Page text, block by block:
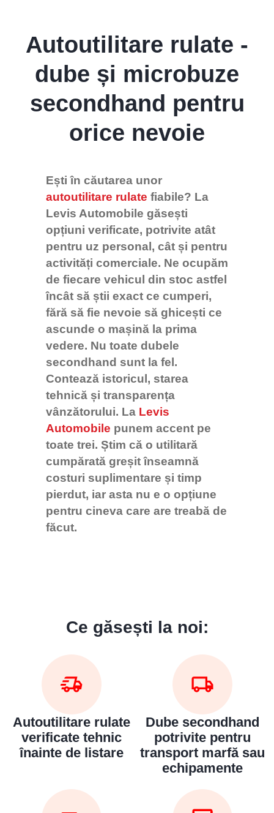
Autoutilitare rulate -
dube și microbuze
secondhand pentru
orice nevoie
Ești în căutarea unor
autoutilitare rulate fiabile? La
Levis Automobile găsești
opțiuni verificate, potrivite atât
pentru uz personal, cât și pentru
activități comerciale. Ne ocupăm
de fiecare vehicul din stoc astfel
încât să știi exact ce cumperi,
fără să fie nevoie să ghicești ce
ascunde o mașină la prima
vedere. Nu toate dubele
secondhand sunt la fel.
Contează istoricul, starea
tehnică și transparența
vânzătorului. La Levis
Automobile punem accent pe
toate trei. Știm că o utilitară
cumpărată greșit înseamnă
costuri suplimentare și timp
pierdut, iar asta nu e o opțiune
pentru cineva care are treabă de
făcut.
Ce găsești la noi:
Autoutilitare rulate
verificate tehnic
înainte de listare
Dube secondhand
potrivite pentru
transport marfă sau
echipamente